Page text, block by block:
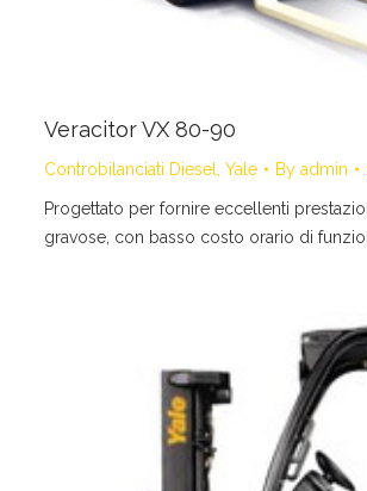
Veracitor VX 80-90
Controbilanciati Diesel Yale By admin
Progettato per fornire eccellenti
gravose, con basso costo orario di